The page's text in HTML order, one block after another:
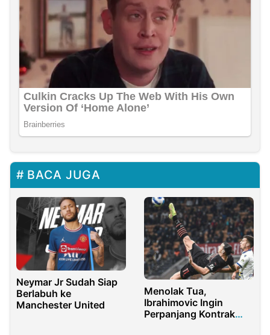
BACA JUGA
Neymar Jr Sudah Siap
Berlabuh ke
Manchester United
Menolak Tua,
Ibrahimovic Ingin
Perpanjang Kontrak